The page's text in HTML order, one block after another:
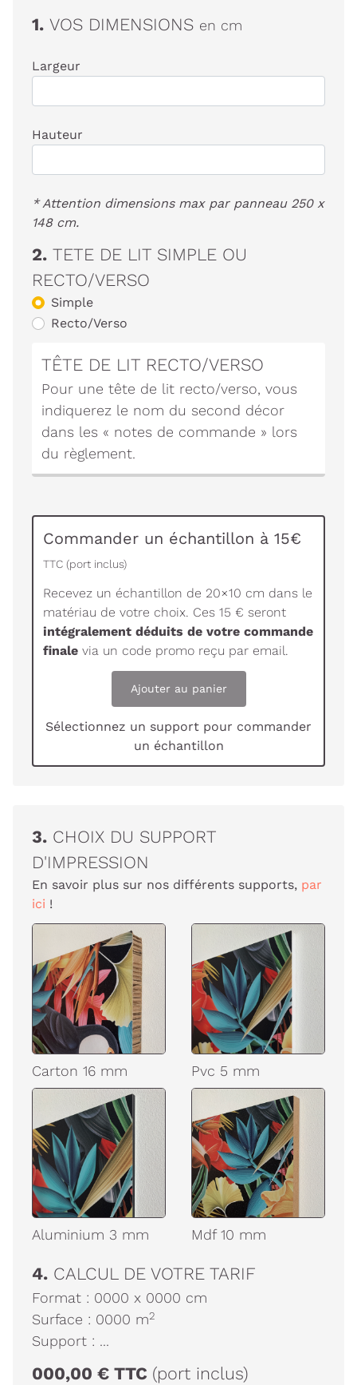
1. VOS DIMENSIONS en cm
Largeur
Hauteur
* Attention dimensions max par panneau 250 x
148 cm.
2. TETE DE LIT SIMPLE OU
RECTO/VERSO
Simple
Recto/Verso
TÊTE DE LIT RECTO/VERSO
Pour une tête de lit recto/verso, vous
indiquerez le nom du second décor
dans les « notes de commande » lors
du règlement.
Commander un échantillon à 15€
TTC (port inclus)
Recevez un échantillon de 20×10 cm dans le
matériau de votre choix. Ces 15 € seront
intégralement déduits de votre commande
finale via un code promo reçu par email.
Ajouter au panier
Sélectionnez un support pour commander
un échantillon
3. CHOIX DU SUPPORT
D'IMPRESSION
En savoir plus sur nos différents supports, par
ici !
Carton 16 mm Pvc 5 mm
Aluminium 3 mm Mdf 10 mm
4. CALCUL DE VOTRE TARIF
Format : 0000 x 0000 cm
Surface : 0000 m2
Support : ...
000,00 € TTC (port inclus)